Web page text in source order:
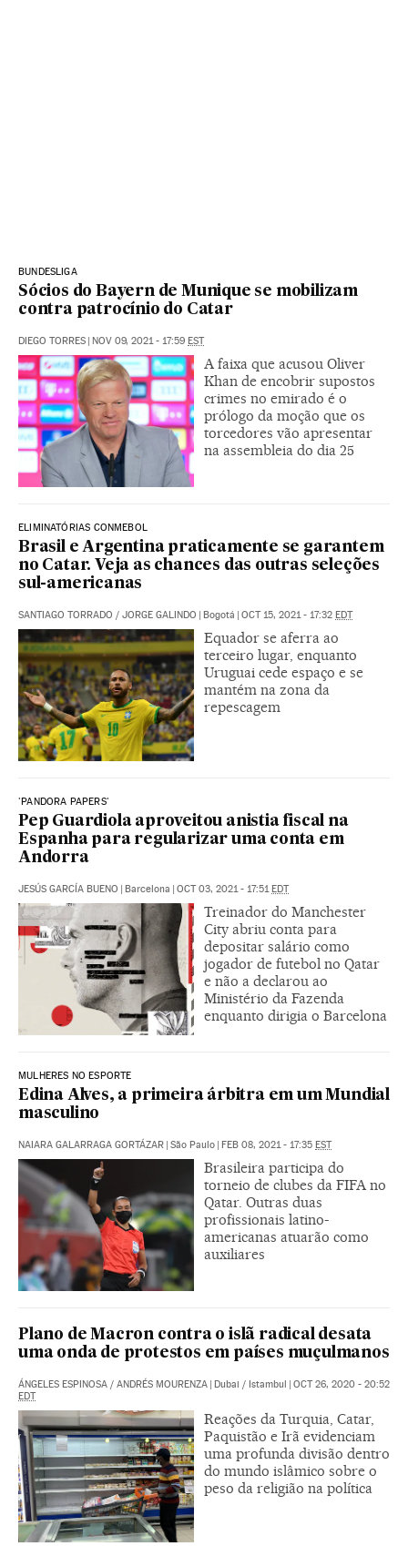
BUNDESLIGA
Sócios do Bayern de Munique se mobilizam
contra patrocínio do Catar
DIEGO TORRES NOV 09, 2021 - 17:59 EST
A faixa que acusou Oliver
Khan de encobrir supostos
crimes no emirado é o
prólogo da moção que os
torcedores vão apresentar
na assembleia do dia 25
ELIMINATÓRIAS CONMEBOL
Brasil e Argentina praticamente se garantem
no Catar. Veja as chances das outras seleções
sul-americanas
SANTIAGO TORRADO / JORGE GALINDO Bogotá OCT 15, 2021 - 17:32 EDT
Equador se aferra ao
terceiro lugar, enquanto
Uruguai cede espaço e se
mantém na zona da
repescagem
'PANDORA PAPERS'
Pep Guardiola aproveitou anistia fiscal na
Espanha para regularizar uma conta em
Andorra
JESÚS GARCÍA BUENO | Barcelona | OCT 03, 2021 - 17:51EDT
Treinador do Manchester
City abriu conta para
depositar salário como
jogador de futebol no Qatar
e não a declarou ao
Ministério da Fazenda
enquanto dirigia o Barcelona
MULHERES NO ESPORTE
Edina Alves, a primeira árbitra em um Mundial
masculino
NAIARA GALARRAGA GORTÁZAR | São Paulo | FEB 08, 2021 - 17:35 EST
Brasileira participa do
torneio de clubes da FIFA no
Qatar. Outras duas
profissionais latino-
americanas atuarão como
auxiliares
Plano de Macron contra o islã radical desata
uma onda de protestos em países muçulmanos
ÁNGELES ESPINOSA / ANDRÉS MOURENZA | Dubai / Istambul | OCT 26, 2020 - 20:52
EDT
Reações da Turquia, Catar,
Paquistão e Irã evidenciam
uma profunda divisão dentro
do mundo islâmico sobre o
peso da religião na política